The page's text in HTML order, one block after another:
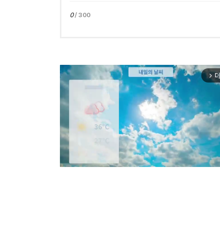
0/ 300
arrow_forward_ios